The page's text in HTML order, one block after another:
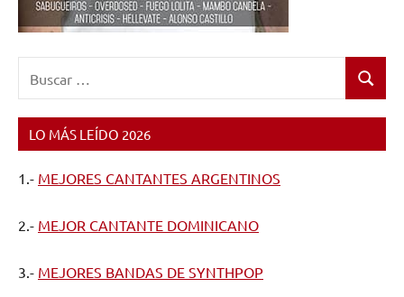
Buscar
LO MÁS LEÍDO 2026
1.- MEJORES CANTANTES ARGENTINOS
2.- MEJOR CANTANTE DOMINICANO
3.- MEJORES BANDAS DE SYNTHPOP